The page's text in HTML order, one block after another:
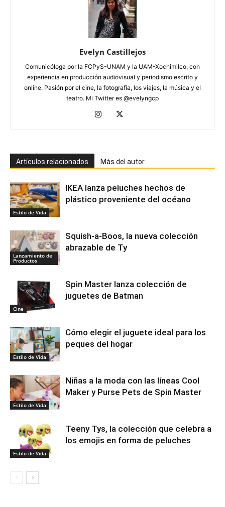
Evelyn Castillejos
Comunicóloga por la FCPyS-UNAM y la UAM-Xochimilco, con
experiencia en producción audiovisual y periodismo escrito y
online. Pasión por el cine, la fotografía, los viajes, la música y el
teatro. Mi Twitter es @evelyngcp
Artículos relacionados Más del autor
Estilo de Vida
IKEA lanza peluches hechos de
plástico proveniente del océano
Lanzamiento de
Productos
Squish-a-Boos, la nueva colección
abrazable de Ty
Cine
Spin Master lanza colección de
juguetes de Batman
Estilo de Vida
Cómo elegir el juguete ideal para los
peques del hogar
Estilo de Vida
Niñas a la moda con las líneas Cool
Maker y Purse Pets de Spin Master
Estilo de Vida
Teeny Tys, la colección que celebra a
los emojis en forma de peluches